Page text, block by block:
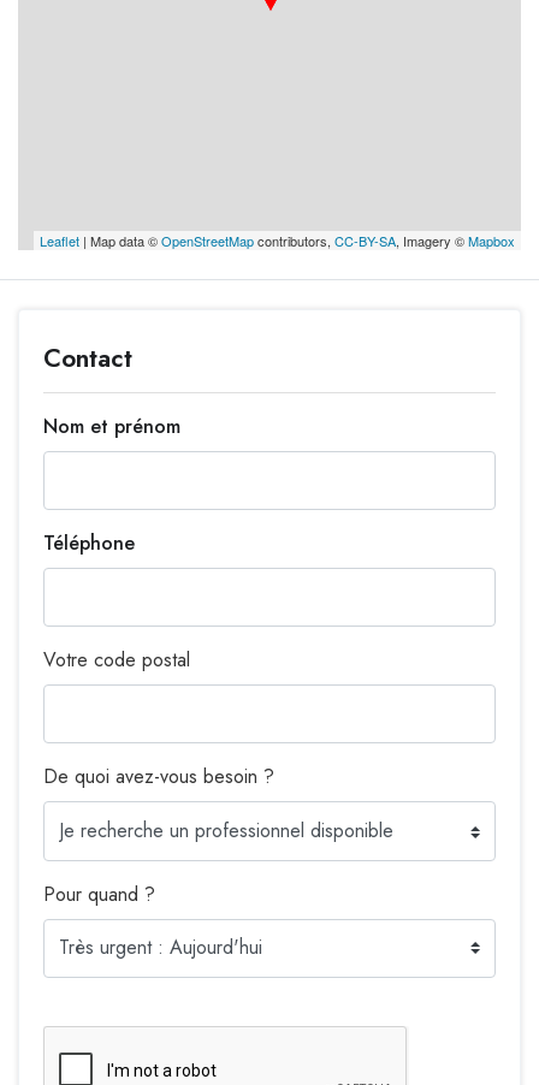
Leaflet | Map data ©OpenStreetMapcontributors, CC-BY-SA, Imagery ©Mapbox
Contact
Nom et prénom
Téléphone
Votre code postal
De quoi avez-vous besoin ?
Pour quand ?